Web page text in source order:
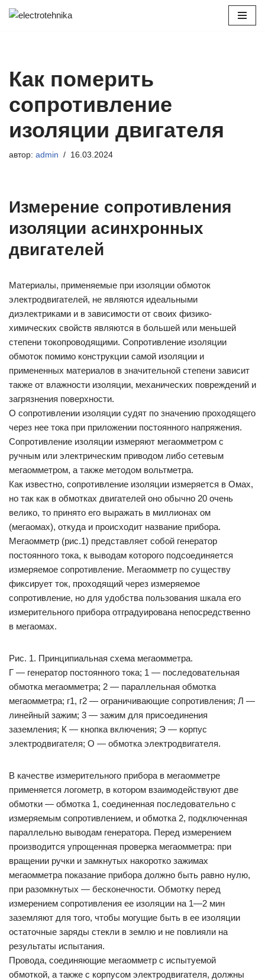
Как померить
сопротивление
изоляции двигателя
автор: admin 16.03.2024
Измерение сопротивления
изоляции асинхронных
двигателей
Материалы, применяемые при изоляции обмоток
электродвигателей, не являются идеальными
диэлектриками и в зависимости от своих физико-
химических свойств являются в большей или меньшей
степени токопроводящими. Сопротивление изоляции
обмоток помимо конструкции самой изоляции и
примененных материалов в значительной степени зависит
также от влажности изоляции, механических повреждений и
загрязнения поверхности.
О сопротивлении изоляции судят по значению проходящего
через нее тока при приложении постоянного напряжения.
Сопротивление изоляции измеряют мегаомметром с
ручным или электрическим приводом либо сетевым
мегаомметром, а также методом вольтметра.
Как известно, сопротивление изоляции измеряется в Омах,
но так как в обмотках двигателей оно обычно 20 очень
велико, то принято его выражать в миллионах ом
(мегаомах), откуда и происходит название прибора.
Мегаомметр (рис.1) представляет собой генератор
постоянного тока, к выводам которого подсоединяется
измеряемое сопротивление. Мегаомметр по существу
фиксирует ток, проходящий через измеряемое
сопротивление, но для удобства пользования шкала его
измерительного прибора отградуирована непосредственно
в мегаомах.
Рис. 1. Принципиальная схема мегаомметра.
Г — генератор постоянного тока; 1 — последовательная
обмотка мегаомметра; 2 — параллельная обмотка
мегаомметра; г1, г2 — ограничивающие сопротивления; Л —
линейный зажим; 3 — зажим для присоединения
заземления; К — кнопка включения; Э — корпус
электродвигателя; О — обмотка электродвигателя.
В качестве измерительного прибора в мегаомметре
применяется логометр, в котором взаимодействуют две
обмотки — обмотка 1, соединенная последовательно с
измеряемым сопротивлением, и обмотка 2, подключенная
параллельно выводам генератора. Перед измерением
производится упрощенная проверка мегаомметра: при
вращении ручки и замкнутых накоротко зажимах
мегаомметра показание прибора должно быть равно нулю,
при разомкнутых — бесконечности. Обмотку перед
измерением сопротивления ее изоляции на 1—2 мин
заземляют для того, чтобы могущие быть в ее изоляции
остаточные заряды стекли в землю и не повлияли на
результаты испытания.
Провода, соединяющие мегаомметр с испытуемой
обмоткой, а также с корпусом электродвигателя, должны